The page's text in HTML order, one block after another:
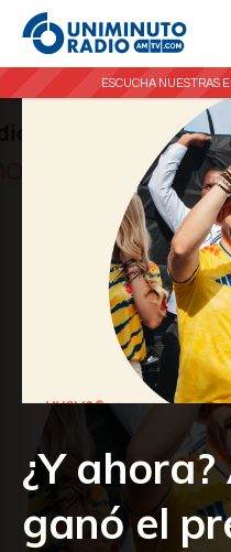
ESCUCHA NUESTRAS
¿Y
ganó el